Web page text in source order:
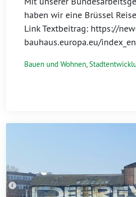
haben wir eine Brüssel
Link Textbeitrag: https://
bauhaus.europa.eu/index_en
Bauen und Wohnen,